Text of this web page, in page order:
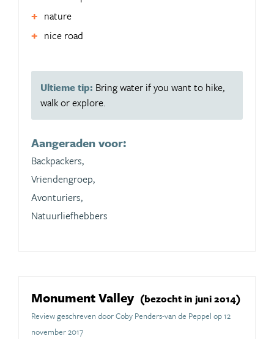
nature
nice road
Ultieme tip: Bring water if you want to hike,
walk or explore.
Aangeraden voor:
Backpackers,
Vriendengroep,
Avonturiers,
Natuurliefhebbers
Monument Valley (bezocht in juni 2014)
Review geschreven door Coby Penders-van de Peppel op 12
november 2017